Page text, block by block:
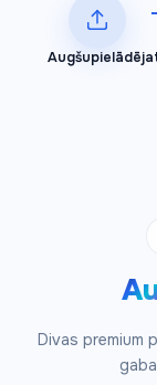
Divas premium